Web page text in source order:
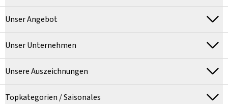
Unser Angebot
Unser Unternehmen
Unsere Auszeichnungen
Topkategorien / Saisonales